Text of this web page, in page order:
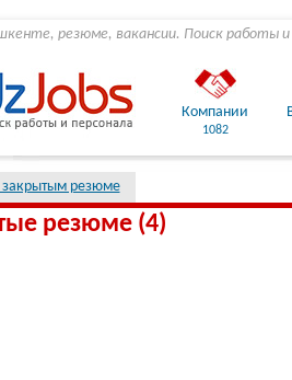
резюме, вакансии. Поиск работы и
Компании
1082
закрытым резюме
резюме (4)